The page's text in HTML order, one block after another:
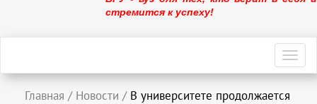
стремится к успеху!
Главная / Новости / В университете продолжается